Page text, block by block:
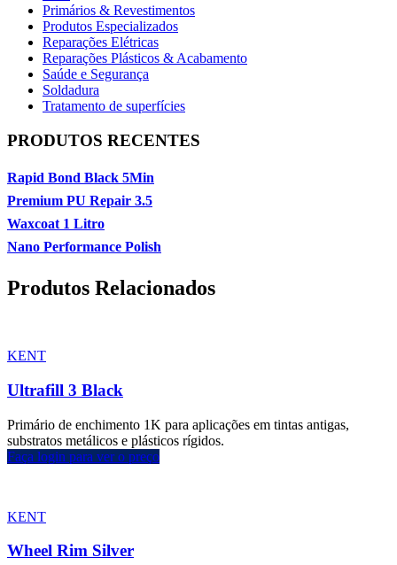
Primários & Revestimentos
Produtos Especializados
Reparações Elétricas
Reparações Plásticos & Acabamento
Saúde e Segurança
Soldadura
Tratamento de superfícies
PRODUTOS RECENTES
Rapid Bond Black 5Min
Premium PU Repair 3.5
Waxcoat 1 Litro
Nano Performance Polish
Produtos Relacionados
KENT
Ultrafill 3 Black
Primário de enchimento 1K para aplicações em tintas antigas,
substratos metálicos e plásticos rígidos.
Faça login para ver o preço
KENT
Wheel Rim Silver